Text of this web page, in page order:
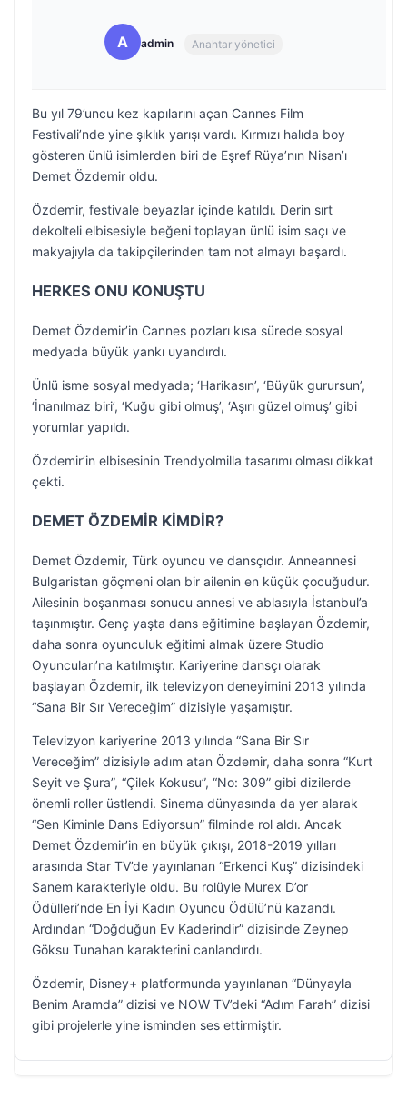
A admin Anahtar yönetici
Bu yıl 79’uncu kez kapılarını açan Cannes Film
Festivali’nde yine şıklık yarışı vardı. Kırmızı halıda boy
gösteren ünlü isimlerden biri de Eşref Rüya’nın Nisan’ı
Demet Özdemir oldu.
Özdemir, festivale beyazlar içinde katıldı. Derin sırt
dekolteli elbisesiyle beğeni toplayan ünlü isim saçı ve
makyajıyla da takipçilerinden tam not almayı başardı.
HERKES ONU KONUŞTU
Demet Özdemir’in Cannes pozları kısa sürede sosyal
medyada büyük yankı uyandırdı.
Ünlü isme sosyal medyada; ‘Harikasın’, ‘Büyük gurursun’,
‘İnanılmaz biri’, ‘Kuğu gibi olmuş’, ‘Aşırı güzel olmuş’ gibi
yorumlar yapıldı.
Özdemir’in elbisesinin Trendyolmilla tasarımı olması dikkat
çekti.
DEMET ÖZDEMİR KİMDİR?
Demet Özdemir, Türk oyuncu ve dansçıdır. Anneannesi
Bulgaristan göçmeni olan bir ailenin en küçük çocuğudur.
Ailesinin boşanması sonucu annesi ve ablasıyla İstanbul’a
taşınmıştır. Genç yaşta dans eğitimine başlayan Özdemir,
daha sonra oyunculuk eğitimi almak üzere Studio
Oyuncuları’na katılmıştır. Kariyerine dansçı olarak
başlayan Özdemir, ilk televizyon deneyimini 2013 yılında
“Sana Bir Sır Vereceğim” dizisiyle yaşamıştır.
Televizyon kariyerine 2013 yılında “Sana Bir Sır
Vereceğim” dizisiyle adım atan Özdemir, daha sonra “Kurt
Seyit ve Şura”, “Çilek Kokusu”, “No: 309” gibi dizilerde
önemli roller üstlendi. Sinema dünyasında da yer alarak
“Sen Kiminle Dans Ediyorsun” filminde rol aldı. Ancak
Demet Özdemir’in en büyük çıkışı, 2018-2019 yılları
arasında Star TV’de yayınlanan “Erkenci Kuş” dizisindeki
Sanem karakteriyle oldu. Bu rolüyle Murex D’or
Ödülleri’nde En İyi Kadın Oyuncu Ödülü’nü kazandı.
Ardından “Doğduğun Ev Kaderindir” dizisinde Zeynep
Göksu Tunahan karakterini canlandırdı.
Özdemir, Disney+ platformunda yayınlanan “Dünyayla
Benim Aramda” dizisi ve NOW TV’deki “Adım Farah” dizisi
gibi projelerle yine isminden ses ettirmiştir.